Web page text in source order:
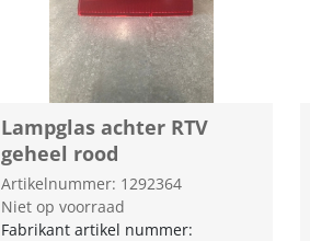
Lampglas achter RTV
geheel rood
Artikelnummer: 1292364
Niet op voorraad
Fabrikant artikel nummer: